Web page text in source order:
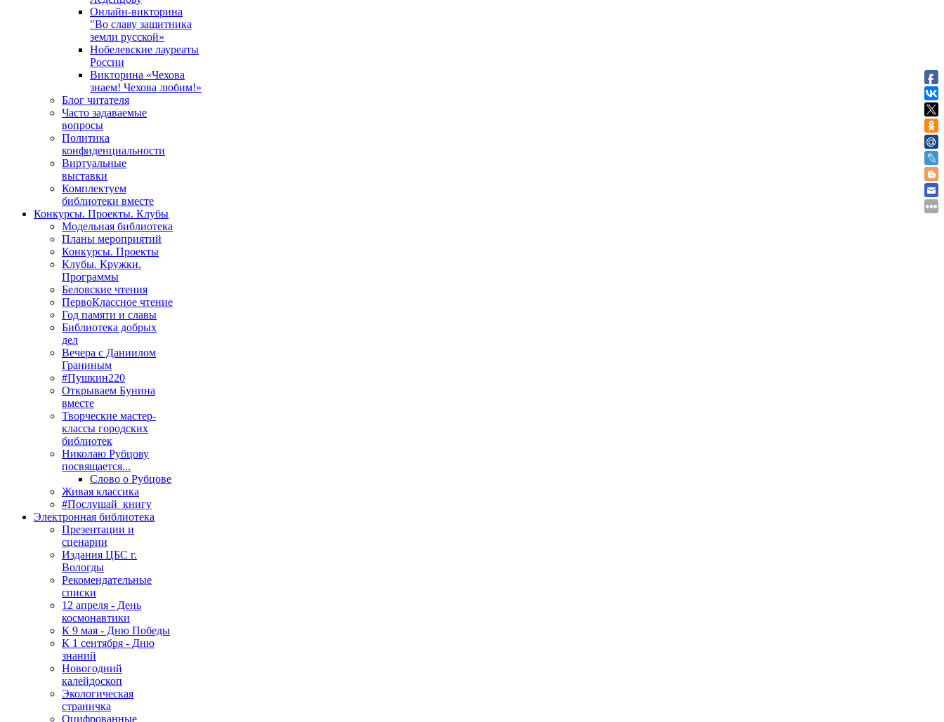
Онлайн-викторина
"Во славу защитника
земли русской»
Нобелевские лауреаты
России
Викторина «Чехова
знаем! Чехова любим!»
Блог читателя
Часто задаваемые
вопросы
Политика
конфиденциальности
Виртуальные
выставки
Комплектуем
библиотеки вместе
Конкурсы. Проекты. Клубы
Модельная библиотека
Планы мероприятий
Конкурсы. Проекты
Клубы. Кружки.
Программы
Беловские чтения
ПервоКлассное чтение
Год памяти и славы
Библиотека добрых
дел
Вечера с Даниилом
Граниным
#Пушкин220
Открываем Бунина
вместе
Творческие мастер-
классы городских
библиотек
Николаю Рубцову
посвящается...
Слово о Рубцове
Живая классика
#Послушай_книгу
Электронная библиотека
Презентации и
сценарии
Издания ЦБС г.
Вологды
Рекомендательные
списки
12 апреля - День
космонавтики
К 9 мая - Дню Победы
К 1 сентября - Дню
знаний
Новогодний
калейдоскоп
Экологическая
страничка
Оцифрованные